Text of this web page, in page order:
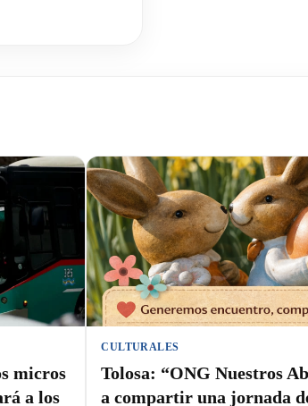
micros
a los
CULTURALES
Tolosa: “ONG Nuestros
a compartir una jornada